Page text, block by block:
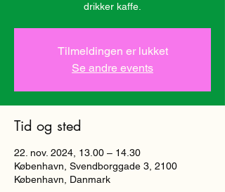
drikker kaffe.
Tilmeldingen er lukket
Se andre events
Tid og sted
22. nov. 2024, 13.00 – 14.30
København, Svendborggade 3, 2100
København, Danmark